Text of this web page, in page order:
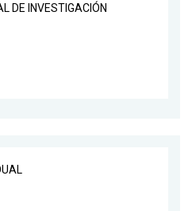
DE INVESTIGACIÓN